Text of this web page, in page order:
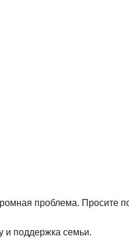
проблема. Просите
и поддержка семьи.